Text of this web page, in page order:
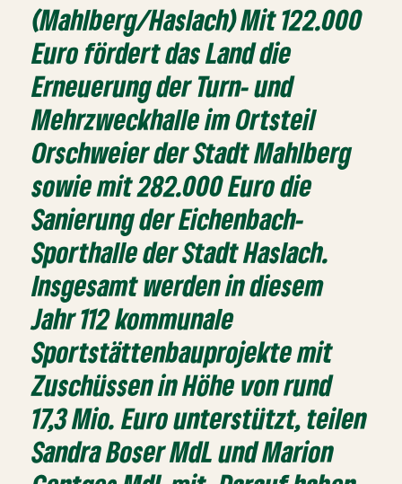
(Mahlberg/Haslach) Mit 122.000
Euro fördert das Land die
Erneuerung der Turn- und
Mehrzweckhalle im Ortsteil
Orschweier der Stadt Mahlberg
sowie mit 282.000 Euro die
Sanierung der Eichenbach-
Sporthalle der Stadt Haslach.
Insgesamt werden in diesem
Jahr 112 kommunale
Sportstättenbauprojekte mit
Zuschüssen in Höhe von rund
17,3 Mio. Euro unterstützt, teilen
Sandra Boser MdL und Marion